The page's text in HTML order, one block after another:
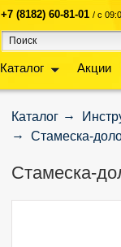
+7 (8182) 60-81-01 / с
Каталог Акции
Каталог
Стамеска-
Стамеска-